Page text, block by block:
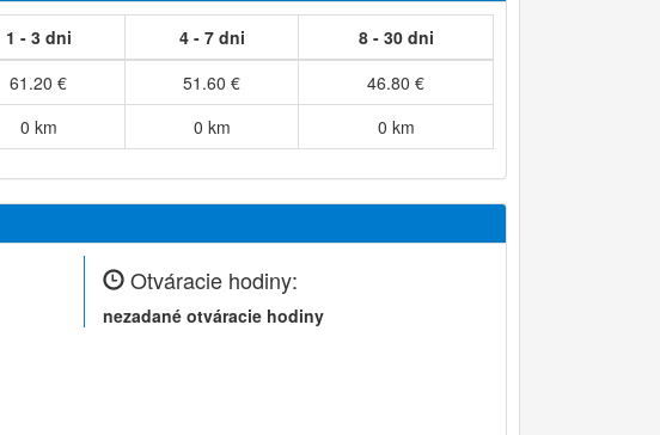
1 - 3 dni 4 - 7 dni
8 - 30 dni
61.20 € 51.60 €
46.80 €
0 km 0 km 0 km
Otváracie hodiny:
nezadané otváracie hodiny